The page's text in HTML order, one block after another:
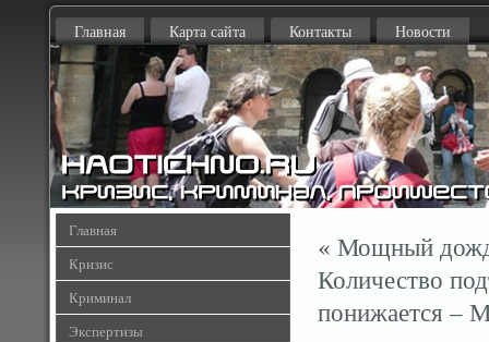
Главная Карта сайта Контакты Новости
Главная
Кризис
Криминал
Экспертизы
« Мощный
Количество
понижается –